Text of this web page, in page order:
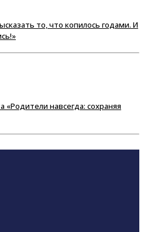
то, что копилось годами. И
навсегда: сохраняя